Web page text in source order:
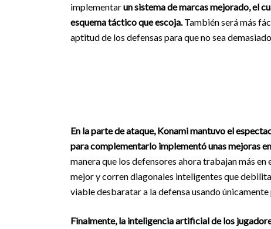
implementarun sistema de marcas mejorado, el
esquema táctico que escoja.También será más
aptitud de los defensas para que no sea
En la parte de ataque, Konami mantuvo el
para complementarlo implementó unas mejoras
manera que los defensores ahora trabajan más
mejor y corren diagonales inteligentes que
viable desbaratar a la defensa usando
Finalmente, la inteligencia artificial de los